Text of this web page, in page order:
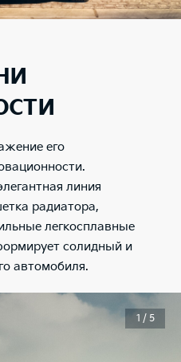
его
линия
радиатора,
легкосплавные
солидный и
автомобиля.
1 / 5